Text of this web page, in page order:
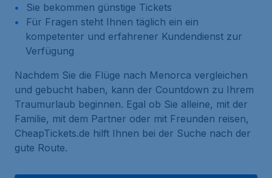
Sie bekommen günstige Tickets
Für Fragen steht Ihnen täglich ein ein
kompetenter und erfahrener Kundendienst zur
Verfügung
Nachdem Sie die Flüge nach Menorca vergleichen
und gebucht haben, kann der Countdown zu Ihrem
Traumurlaub beginnen. Egal ob Sie alleine, mit der
Familie, mit dem Partner oder mit Freunden reisen,
CheapTickets.de hilft Ihnen bei der Suche nach der
gute Route.